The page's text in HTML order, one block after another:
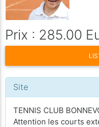
Prix : 285.00
Site
TENNIS CLUB
Attention les courts